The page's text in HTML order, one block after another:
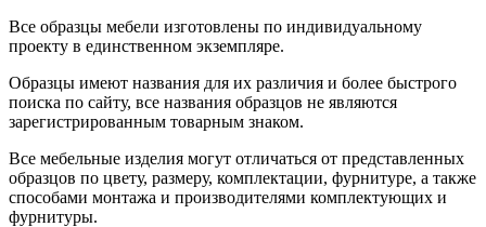
Все образцы мебели изготовлены по индивидуальному
проекту в единственном экземпляре.
Образцы имеют названия для их различия и более быстрого
поиска по сайту, все названия образцов не являются
зарегистрированным товарным знаком.
Все мебельные изделия могут отличаться от представленных
образцов по цвету, размеру, комплектации, фурнитуре, а также
способами монтажа и производителями комплектующих и
фурнитуры.